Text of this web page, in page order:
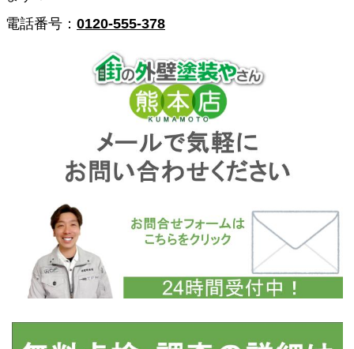
電話番号： 0120-555-378